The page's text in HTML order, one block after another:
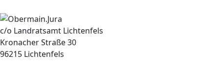
c/o Landratsamt Lichtenfels
Kronacher Straße 30
96215 Lichtenfels